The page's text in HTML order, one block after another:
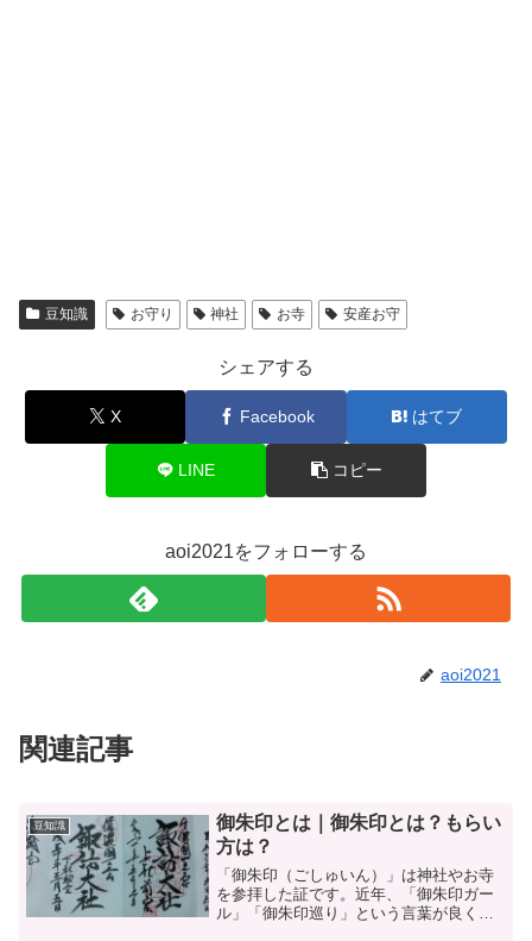
豆知識 お守り 神社 お寺 安産お守
シェアする
X Facebook はてブ
LINE コピー
aoi2021をフォローする
aoi2021
関連記事
豆知識
御朱印とは｜御朱印とは？もらい
方は？
「御朱印（ごしゅいん）」は神社やお寺
を参拝した証です。近年、「御朱印ガー
ル」「御朱印巡り」という言葉が良く聞